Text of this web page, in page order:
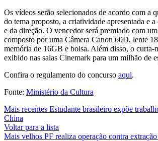
Os vídeos serão selecionados de acordo com a
do tema proposto, a criatividade apresentada e
e da direção. O vencedor será premiado com
composto por uma Câmera Canon 60D, lente
memória de 16GB e bolsa. Além disso, o curta-
exibido nas salas Cinemark para um milhão de
Confira o regulamento do concurso aqui.
Fonte: Ministério da Cultura
Mais recentes Estudante brasileiro expõe
China
Voltar para a lista
Mais velhos PF realiza operação contra